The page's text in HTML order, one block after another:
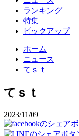
ランキング
特集
ピックアップ
ホーム
ニュース
てｓｔ
てｓｔ
2023/11/09